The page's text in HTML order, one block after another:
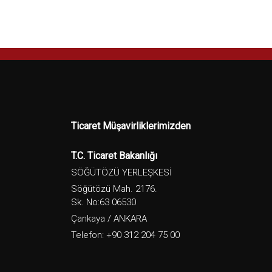
Ticaret Müşavirliklerimizden
T.C. Ticaret Bakanlığı
SÖĞÜTÖZÜ YERLEŞKESİ
Söğütözü Mah. 2176.
Sk. No:63 06530
Çankaya / ANKARA
Telefon: +90 312 204 75 00